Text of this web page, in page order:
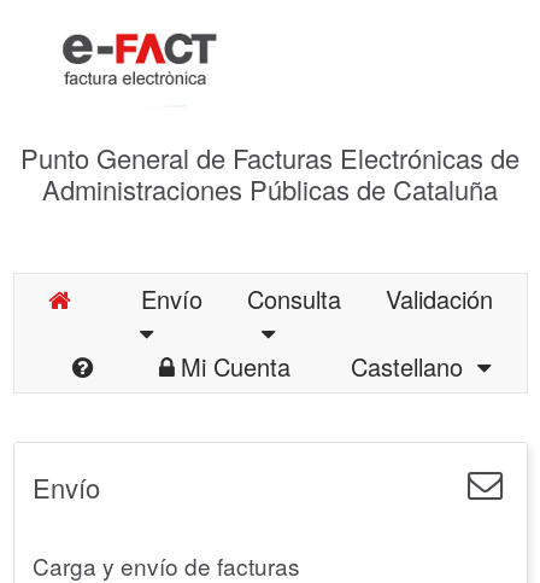
Punto General de Facturas Electrónicas de
Administraciones Públicas de Cataluña
Envío Consulta
Validación
Mi Cuenta
Castellano
Envío
Carga y envío de facturas